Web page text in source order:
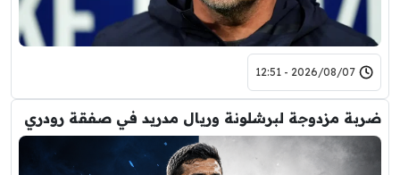
2026/08/07 - 12:51
ضربة مزدوجة لبرشلونة وريال مدريد في صفقة رودري